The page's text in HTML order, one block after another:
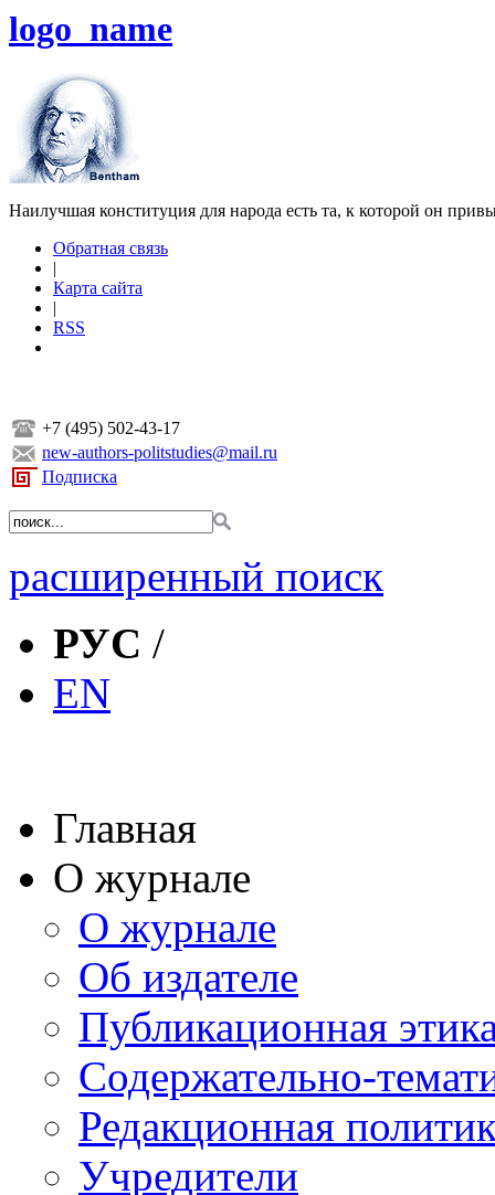
logo_name
Наилучшая конституция для народа есть та, к которой он
Обратная связь
|
Карта сайта
|
RSS
+7 (495) 502-43-17
new-authors-politstudies@mail.ru
Подписка
расширенный поиск
РУС /
EN
Главная
О журнале
О журнале
Об издателе
Публикационная
Содержательно-
Редакционная
Учредители